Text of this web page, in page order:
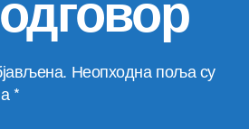
Неопходна поља су
*